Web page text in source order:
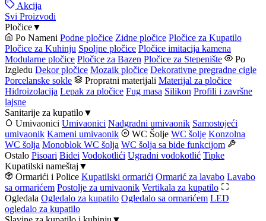
Akcija
Svi Proizvodi
Pločice▼
Po Nameni Podne pločice Zidne pločice Pločice za Kupatilo
Pločice za Kuhinju Spoljne pločice Pločice imitacija kamena
Modularne pločice Pločice za Bazen Pločice za Stepenište
Po
Izgledu Dekor pločice Mozaik pločice Dekorativne pregradne cigle
Porcelanske sokle
Propratni materijali Materijal za pločice
Hidroizolacija Lepak za pločice Fug masa Silikon Profili i završne
lajsne
Sanitarije za kupatilo▼
Umivaonici Umivaonici Nadgradni umivaonik Samostojeći
umivaonik Kameni umivaonik WC Šolje WC šolje Konzolna
WC šolja Monoblok WC šolja WC šolja sa bide funkcijom
Ostalo Pisoari Bidei Vodokotlići Ugradni vodokotlić Tipke
Kupatilski nameštaj ▼
Ormarići i Police Kupatilski ormarići Ormarić za lavabo Lavabo
sa ormarićem Postolje za umivaonik Vertikala za kupatilo
Ogledala Ogledalo za kupatilo Ogledalo sa ormarićem LED
ogledalo za kupatilo